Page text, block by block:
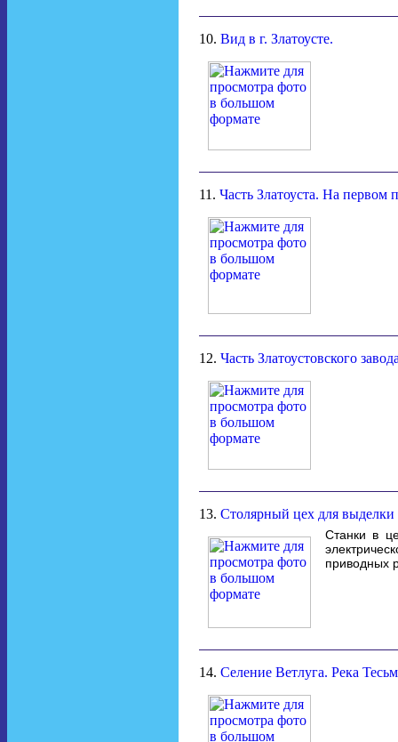
10. Вид в г. Златоусте.
11. Часть Златоуста. На первом
12. Часть Златоустовского
13. Столярный цех для выделки
Станки в
приводных
14. Селение Ветлуга. Река